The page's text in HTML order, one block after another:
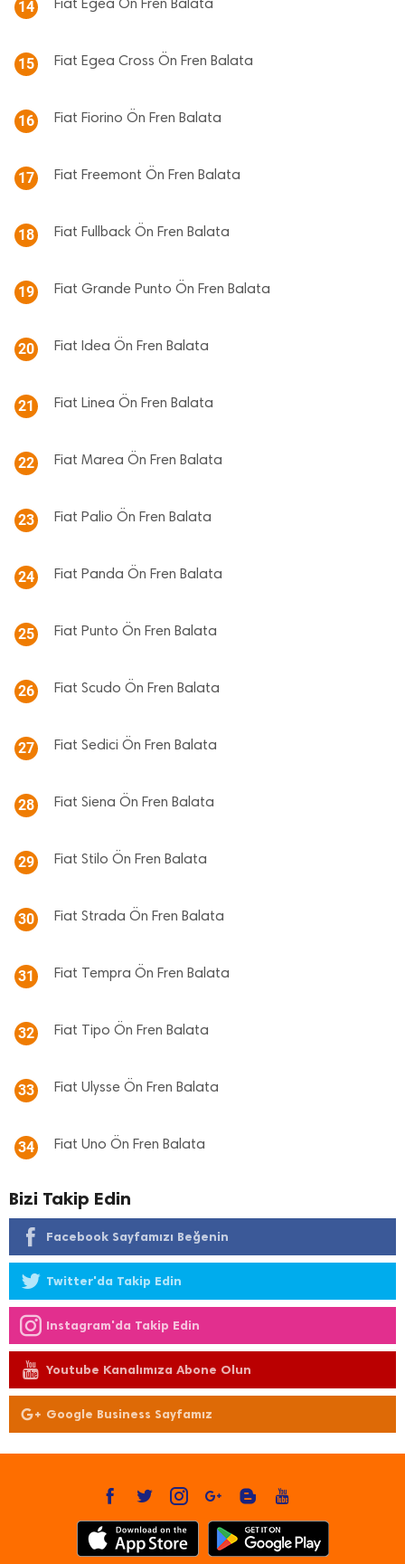
14 Fiat Egea Ön Fren Balata
15 Fiat Egea Cross Ön Fren Balata
16 Fiat Fiorino Ön Fren Balata
17 Fiat Freemont Ön Fren Balata
18 Fiat Fullback Ön Fren Balata
19 Fiat Grande Punto Ön Fren Balata
20 Fiat Idea Ön Fren Balata
21 Fiat Linea Ön Fren Balata
22 Fiat Marea Ön Fren Balata
23 Fiat Palio Ön Fren Balata
24 Fiat Panda Ön Fren Balata
25 Fiat Punto Ön Fren Balata
26 Fiat Scudo Ön Fren Balata
27 Fiat Sedici Ön Fren Balata
28 Fiat Siena Ön Fren Balata
29 Fiat Stilo Ön Fren Balata
30 Fiat Strada Ön Fren Balata
31 Fiat Tempra Ön Fren Balata
32 Fiat Tipo Ön Fren Balata
33 Fiat Ulysse Ön Fren Balata
34 Fiat Uno Ön Fren Balata
Bizi Takip Edin
Facebook Sayfamızı Beğenin
Twitter'da Takip Edin
Instagram'da Takip Edin
Youtube Kanalımıza Abone Olun
Google Business Sayfamız